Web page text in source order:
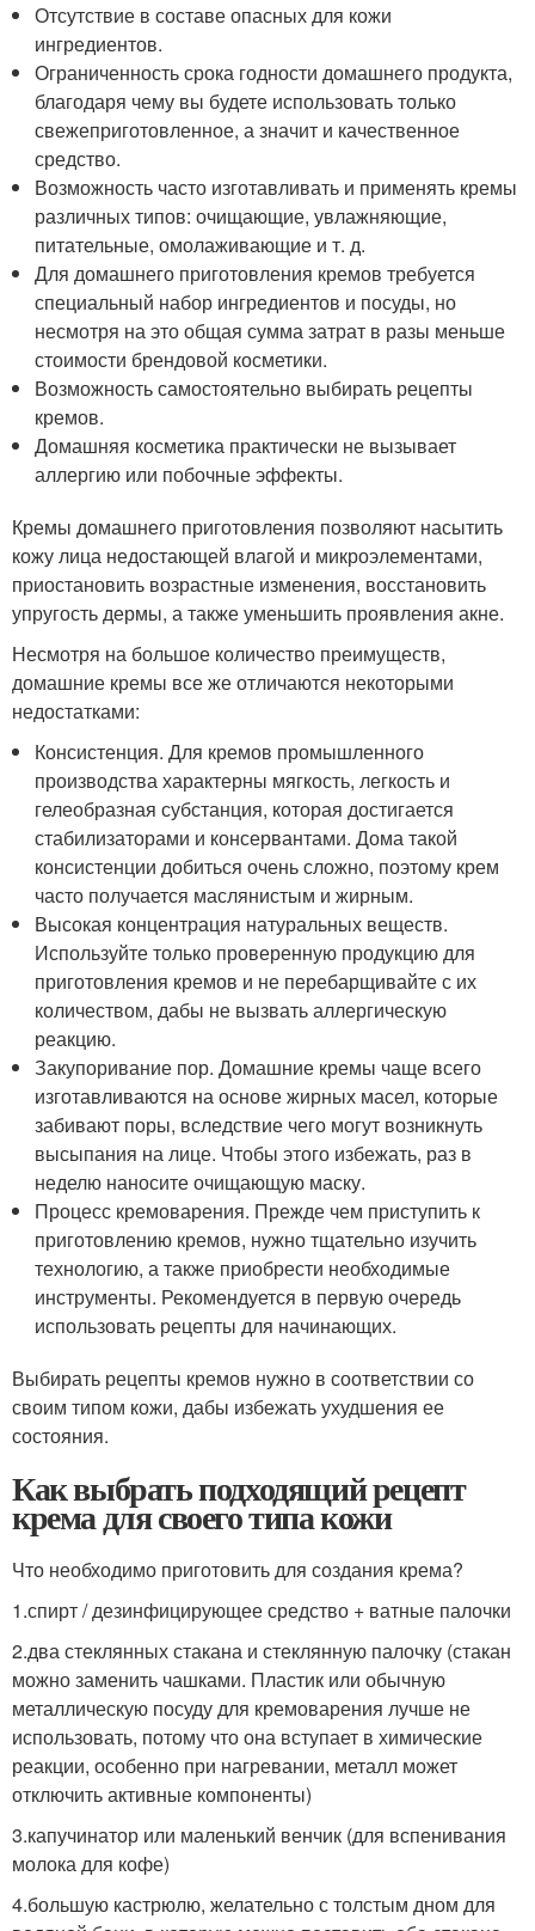
Отсутствие в составе опасных для кожи
ингредиентов.
Ограниченность срока годности домашнего продукта,
благодаря чему вы будете использовать только
свежеприготовленное, а значит и качественное
средство.
Возможность часто изготавливать и применять кремы
различных типов: очищающие, увлажняющие,
питательные, омолаживающие и т. д.
Для домашнего приготовления кремов требуется
специальный набор ингредиентов и посуды, но
несмотря на это общая сумма затрат в разы меньше
стоимости брендовой косметики.
Возможность самостоятельно выбирать рецепты
кремов.
Домашняя косметика практически не вызывает
аллергию или побочные эффекты.
Кремы домашнего приготовления позволяют насытить
кожу лица недостающей влагой и микроэлементами,
приостановить возрастные изменения, восстановить
упругость дермы, а также уменьшить проявления акне.
Несмотря на большое количество преимуществ,
домашние кремы все же отличаются некоторыми
недостатками:
Консистенция. Для кремов промышленного
производства характерны мягкость, легкость и
гелеобразная субстанция, которая достигается
стабилизаторами и консервантами. Дома такой
консистенции добиться очень сложно, поэтому крем
часто получается маслянистым и жирным.
Высокая концентрация натуральных веществ.
Используйте только проверенную продукцию для
приготовления кремов и не перебарщивайте с их
количеством, дабы не вызвать аллергическую
реакцию.
Закупоривание пор. Домашние кремы чаще всего
изготавливаются на основе жирных масел, которые
забивают поры, вследствие чего могут возникнуть
высыпания на лице. Чтобы этого избежать, раз в
неделю наносите очищающую маску.
Процесс кремоварения. Прежде чем приступить к
приготовлению кремов, нужно тщательно изучить
технологию, а также приобрести необходимые
инструменты. Рекомендуется в первую очередь
использовать рецепты для начинающих.
Выбирать рецепты кремов нужно в соответствии со
своим типом кожи, дабы избежать ухудшения ее
состояния.
Как выбрать подходящий рецепт
крема для своего типа кожи
Что необходимо приготовить для создания крема?
1.спирт / дезинфицирующее средство + ватные палочки
2.два стеклянных стакана и стеклянную палочку (стакан
можно заменить чашками. Пластик или обычную
металлическую посуду для кремоварения лучше не
использовать, потому что она вступает в химические
реакции, особенно при нагревании, металл может
отключить активные компоненты)
3.капучинатор или маленький венчик (для вспенивания
молока для кофе)
4.большую кастрюлю, желательно с толстым дном для